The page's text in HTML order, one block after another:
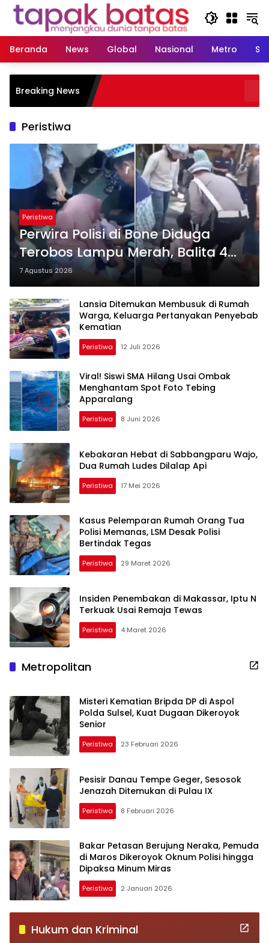
Langsung
Beranda
News Global Nasional Metro
Breaking News
Peristiwa
Peristiwa
Perwira Polisi di Bone Diduga
Terobos Lampu Merah, Balita 4
Tahun Tewas
7 Agustus 2026
Lansia Ditemukan Membusuk di Rumah
Warga, Keluarga Pertanyakan Penyebab
Kematian
Peristiwa 12 Juli 2026
Viral! Siswi SMA Hilang Usai Ombak
Menghantam Spot Foto Tebing
Apparalang
Peristiwa 8 Juni 2026
Kebakaran Hebat di Sabbangparu Wajo,
Dua Rumah Ludes Dilalap Api
Peristiwa 17 Mei 2026
Kasus Pelemparan Rumah Orang Tua
Polisi Memanas, LSM Desak Polisi
Bertindak Tegas
Peristiwa 29 Maret 2026
Insiden Penembakan di Makassar, Iptu N
Terkuak Usai Remaja Tewas
Peristiwa 4 Maret 2026
Metropolitan
Misteri Kematian Bripda DP di Aspol
Polda Sulsel, Kuat Dugaan Dikeroyok
Senior
Peristiwa 23 Februari 2026
Pesisir Danau Tempe Geger, Sesosok
Jenazah Ditemukan di Pulau IX
Peristiwa 8 Februari 2026
Bakar Petasan Berujung Neraka, Pemuda
di Maros Dikeroyok Oknum Polisi hingga
Dipaksa Minum Miras
Peristiwa 2 Januari 2026
Hukum dan Kriminal